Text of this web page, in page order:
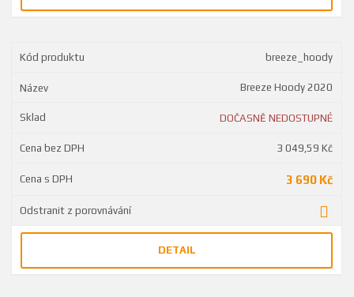
breeze_hoody
Breeze Hoody 2020
DOČASNĚ NEDOSTUPNÉ
3 049,59 Kč
3 690 Kč
DETAIL